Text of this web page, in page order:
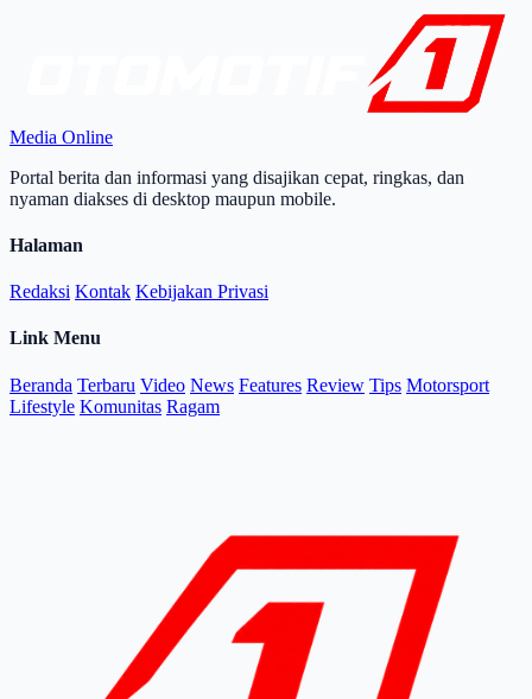
Media Online
Portal berita dan informasi yang disajikan cepat, ringkas, dan
nyaman diakses di desktop maupun mobile.
Halaman
Redaksi Kontak Kebijakan Privasi
Link Menu
Beranda Terbaru Video News Features Review Tips Motorsport
Lifestyle Komunitas Ragam